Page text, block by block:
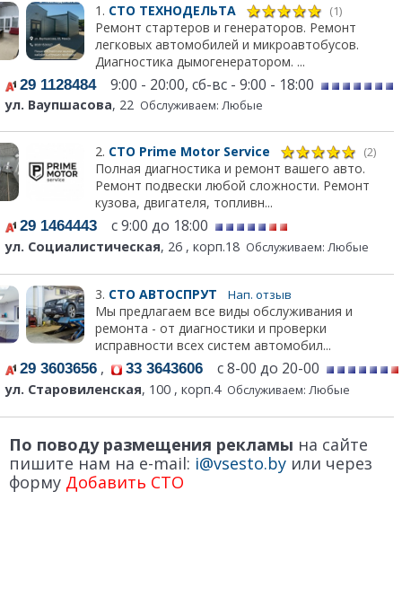
1. СТО ТЕХНОДЕЛЬТА (1)
Ремонт стартеров и генераторов. Ремонт
легковых автомобилей и микроавтобусов.
Диагностика дымогенератором. ...
29 11284849:00 - 20:00, сб-вс - 9:00 - 18:00
ул. Ваупшасова, 22 Обслуживаем: Любые
2. СТО Prime Motor Service (2)
Полная диагностика и ремонт вашего авто.
Ремонт подвески любой сложности. Ремонт
кузова, двигателя, топливн...
29 1464443 с 9:00 до 18:00
ул. Социалистическая, 26 , корп.18 Обслуживаем: Любые
3. СТО АВТОСПРУТ Нап. отзыв
Мы предлагаем все виды обслуживания и
ремонта - от диагностики и проверки
исправности всех систем автомобил...
29 3603656 , 33 3643606 с 8-00 до 20-00
ул. Старовиленская, 100 , корп.4 Обслуживаем: Любые
По поводу размещения рекламы на сайте
пишите нам на e-mail: i@vsesto.by или через
форму Добавить СТО